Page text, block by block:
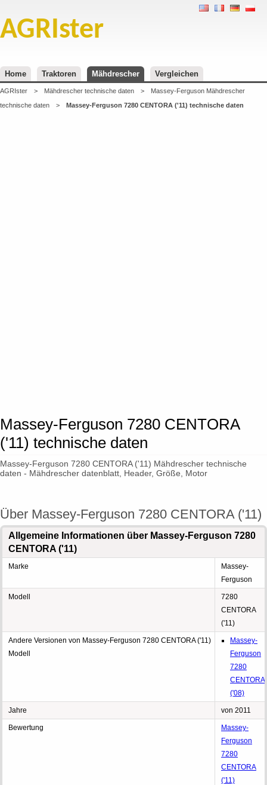
AGRIster
Home Traktoren Mähdrescher Vergleichen
AGRIster > Mähdrescher technische daten >
Massey-Ferguson Mähdrescher
technische daten
> Massey-Ferguson 7280 CENTORA ('11) technische daten
Massey-Ferguson 7280 CENTORA
('11) technische daten
Massey-Ferguson 7280 CENTORA ('11) Mähdrescher technische
daten - Mähdrescher datenblatt, Header, Größe, Motor
Über Massey-Ferguson 7280 CENTORA ('11)
Allgemeine Informationen über Massey-Ferguson 7280
CENTORA ('11)
Marke
Massey-
Ferguson
Modell
7280
CENTORA
('11)
Andere Versionen von Massey-Ferguson 7280 CENTORA ('11)
Modell
Massey-
Ferguson
7280
CENTORA
('08)
Jahre von 2011
Bewertung
Massey-
Ferguson
7280
CENTORA
('11)